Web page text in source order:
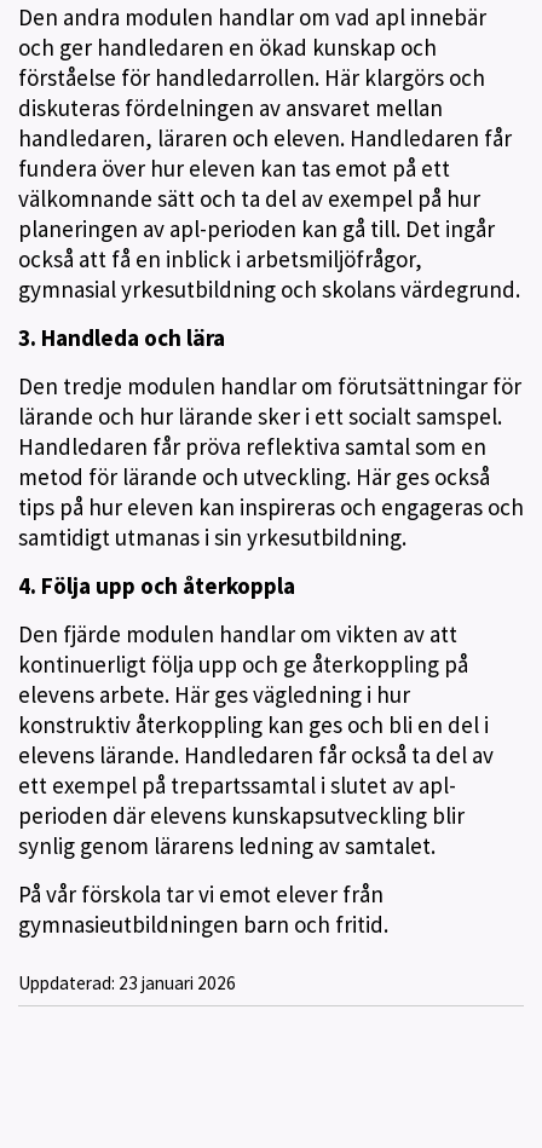
Den andra modulen handlar om vad apl innebär
och ger handledaren en ökad kunskap och
förståelse för handledarrollen. Här klargörs och
diskuteras fördelningen av ansvaret mellan
handledaren, läraren och eleven. Handledaren får
fundera över hur eleven kan tas emot på ett
välkomnande sätt och ta del av exempel på hur
planeringen av apl-perioden kan gå till. Det ingår
också att få en inblick i arbetsmiljöfrågor,
gymnasial yrkesutbildning och skolans värdegrund.
3. Handleda och lära
Den tredje modulen handlar om förutsättningar för
lärande och hur lärande sker i ett socialt samspel.
Handledaren får pröva reflektiva samtal som en
metod för lärande och utveckling. Här ges också
tips på hur eleven kan inspireras och engageras och
samtidigt utmanas i sin yrkesutbildning.
4. Följa upp och återkoppla
Den fjärde modulen handlar om vikten av att
kontinuerligt följa upp och ge återkoppling på
elevens arbete. Här ges vägledning i hur
konstruktiv återkoppling kan ges och bli en del i
elevens lärande. Handledaren får också ta del av
ett exempel på trepartssamtal i slutet av apl-
perioden där elevens kunskapsutveckling blir
synlig genom lärarens ledning av samtalet.
På vår förskola tar vi emot elever från
gymnasieutbildningen barn och fritid.
Uppdaterad: 23 januari 2026